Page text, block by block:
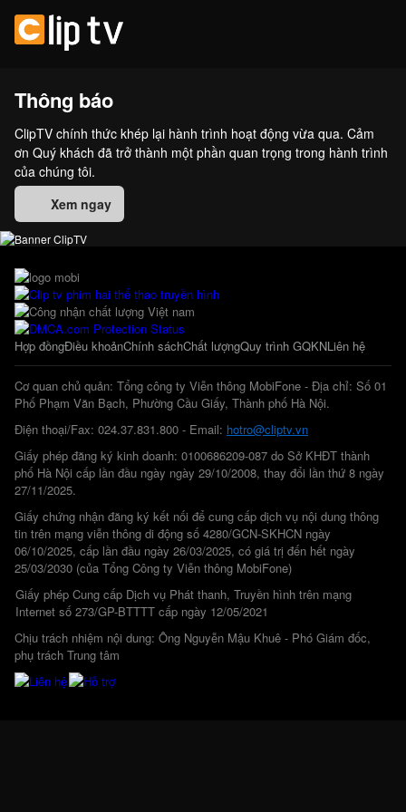
Thông báo
ClipTV chính thức khép lại hành trình hoạt động vừa qua. Cảm
ơn Quý khách đã trở thành một phần quan trọng trong hành trình
của chúng tôi.
Xem ngay
Hợp đồngĐiều khoảnChính sáchChất lượngQuy trình GQKNLiên hệ
Cơ quan chủ quản: Tổng công ty Viễn thông MobiFone - Địa chỉ: Số 01
Phố Phạm Văn Bạch, Phường Cầu Giấy, Thành phố Hà Nội.
Điện thoại/Fax: 024.37.831.800 - Email: hotro@cliptv.vn
Giấy phép đăng ký kinh doanh: 0100686209-087 do Sở KHĐT thành
phố Hà Nội cấp lần đầu ngày ngày 29/10/2008, thay đổi lần thứ 8 ngày
27/11/2025.
Giấy chứng nhận đăng ký kết nối để cung cấp dịch vụ nội dung thông
tin trên mạng viễn thông di động số 4280/GCN-SKHCN ngày
06/10/2025, cấp lần đầu ngày 26/03/2025, có giá trị đến hết ngày
25/03/2030 (của Tổng Công ty Viễn thông MobiFone)
Giấy phép Cung cấp Dịch vụ Phát thanh, Truyền hình trên mạng
Internet số 273/GP-BTTTT cấp ngày 12/05/2021
Chịu trách nhiệm nội dung: Ông Nguyễn Mậu Khuê - Phó Giám đốc,
phụ trách Trung tâm